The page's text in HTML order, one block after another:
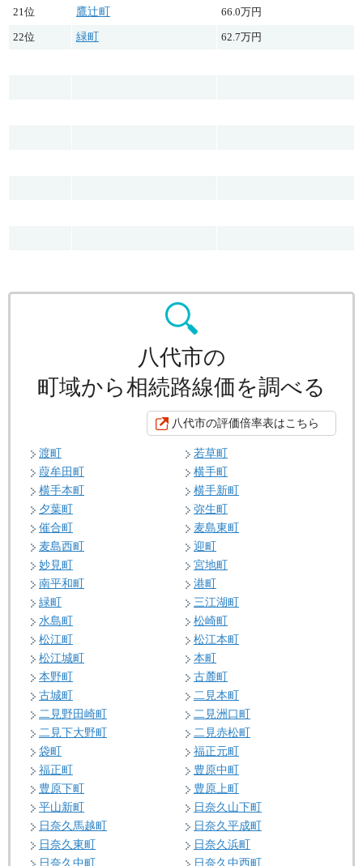
21位 鷹辻町 66.0万円
22位 緑町 62.7万円
八代市の
町域から相続路線価を調べる
八代市の評価倍率表はこちら
渡町
若草町
葭牟田町
横手町
横手本町
横手新町
夕葉町
弥生町
催合町
麦島東町
麦島西町
迎町
妙見町
宮地町
南平和町
港町
緑町
三江湖町
水島町
松崎町
松江町
松江本町
松江城町
本町
本野町
古麓町
古城町
二見本町
二見野田崎町
二見洲口町
二見下大野町
二見赤松町
袋町
福正元町
福正町
豊原中町
豊原下町
豊原上町
平山新町
日奈久山下町
日奈久馬越町
日奈久平成町
日奈久東町
日奈久浜町
日奈久中町
日奈久中西町